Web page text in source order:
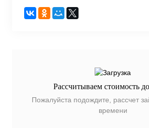
Рассчитываем стоимость
Пожалуйста подождите, рассчет
времени